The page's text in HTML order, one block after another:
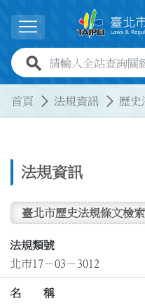
展開選單
全站查詢關鍵字欄位
首頁 法規資訊 歷史
法規資訊
臺北市歷史法規條文檢索
法規類號
北市17－03－3012
名 稱